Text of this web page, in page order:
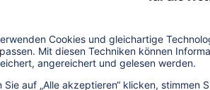
auf den Emissionshandel. "Wir
Counsell. Die Internationale
in den letzten zwei Jahren